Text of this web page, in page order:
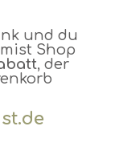
und du
Shop
, der